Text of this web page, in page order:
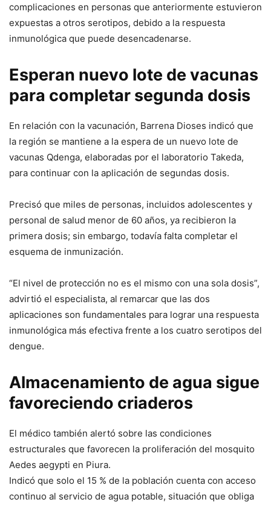
complicaciones en personas que anteriormente estuvieron
expuestas a otros serotipos, debido a la respuesta
inmunológica que puede desencadenarse.
Esperan nuevo lote de vacunas
para completar segunda dosis
En relación con la vacunación, Barrena Dioses indicó que
la región se mantiene a la espera de un nuevo lote de
vacunas Qdenga, elaboradas por el laboratorio Takeda,
para continuar con la aplicación de segundas dosis.
Precisó que miles de personas, incluidos adolescentes y
personal de salud menor de 60 años, ya recibieron la
primera dosis; sin embargo, todavía falta completar el
esquema de inmunización.
“El nivel de protección no es el mismo con una sola dosis”,
advirtió el especialista, al remarcar que las dos
aplicaciones son fundamentales para lograr una respuesta
inmunológica más efectiva frente a los cuatro serotipos del
dengue.
Almacenamiento de agua sigue
favoreciendo criaderos
El médico también alertó sobre las condiciones
estructurales que favorecen la proliferación del mosquito
Aedes aegypti en Piura.
Indicó que solo el 15 % de la población cuenta con acceso
continuo al servicio de agua potable, situación que obliga